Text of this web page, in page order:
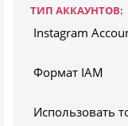
ТИП АККАУНТОВ:
Instagram
Формат IAM
Использовать